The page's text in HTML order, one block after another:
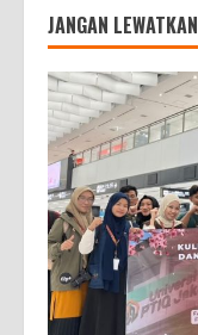
JANGAN LEWATKAN